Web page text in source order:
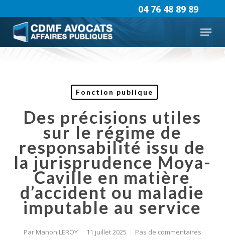
to
main
content
Menu
04 76 48 89 89
Fonction publique
Des précisions utiles
sur le régime de
responsabilité issu de
la jurisprudence Moya-
Caville en matière
d’accident ou maladie
imputable au service
ParManon LEROY 11 juillet 2025 Pas de commentaires